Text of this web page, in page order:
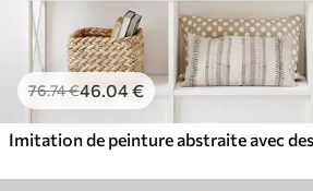
76.74€46.04€